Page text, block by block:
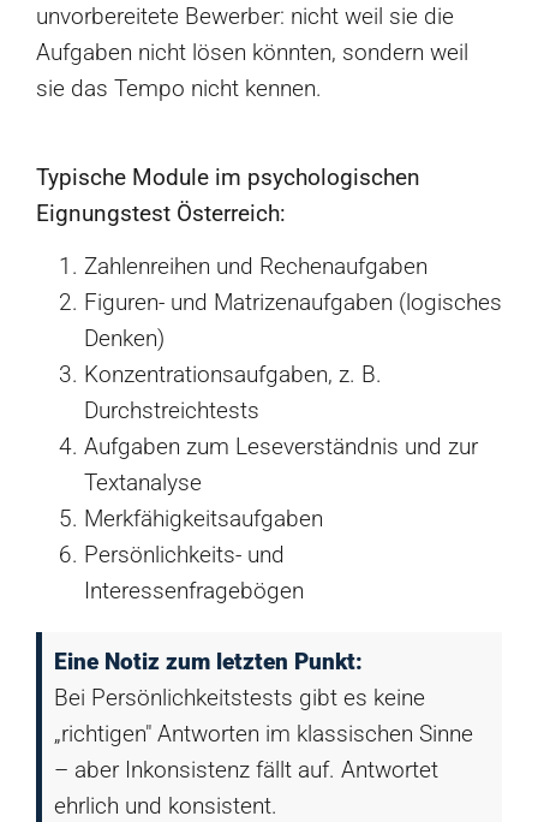
unvorbereitete Bewerber: nicht weil sie die
Aufgaben nicht lösen könnten, sondern weil
sie das Tempo nicht kennen.
Typische Module im psychologischen
Eignungstest Österreich:
Zahlenreihen und Rechenaufgaben
Figuren- und Matrizenaufgaben (logisches
Denken)
Konzentrationsaufgaben, z. B.
Durchstreichtests
Aufgaben zum Leseverständnis und zur
Textanalyse
Merkfähigkeitsaufgaben
Persönlichkeits- und
Interessenfragebögen
Eine Notiz zum letzten Punkt:
Bei Persönlichkeitstests gibt es keine
„richtigen" Antworten im klassischen Sinne
– aber Inkonsistenz fällt auf. Antwortet
ehrlich und konsistent.